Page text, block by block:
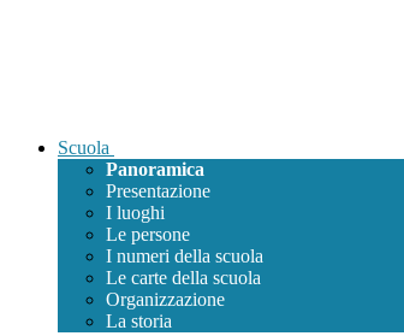
Scuola
Panoramica
Presentazione
I luoghi
Le persone
I numeri della scuola
Le carte della scuola
Organizzazione
La storia